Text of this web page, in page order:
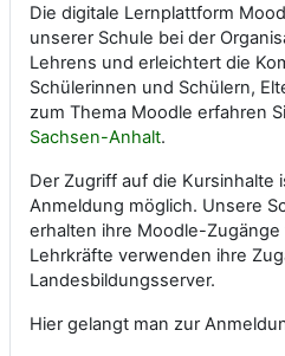
Die digitale Lernplattform
unserer Schule bei der
Lehrens und erleichtert die
Schülerinnen und Schülern,
zum Thema Moodle erfahren
Sachsen-Anhalt.
Der Zugriff auf die Kursinhalte
Anmeldung möglich. Unsere
erhalten ihre Moodle-
Lehrkräfte verwenden ihre
Landesbildungsserver.
Hier gelangt man zur